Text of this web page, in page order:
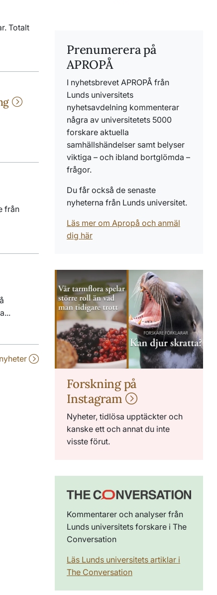
Totalt
från
Prenumerera på
APROPÅ
I nyhetsbrevet APROPÅ från
Lunds universitets
nyhetsavdelning kommenterar
några av universitetets 5000
forskare aktuella
samhällshändelser samt belyser
viktiga – och ibland bortglömda –
frågor.
Du får också de senaste
nyheterna från Lunds universitet.
Läs mer om Apropå och anmäl
dig här
Forskning på
Instagram
Nyheter, tidlösa upptäckter och
kanske ett och annat du inte
visste förut.
Kommentarer och analyser från
Lunds universitets forskare i The
Conversation
Läs Lunds universitets artiklar i
The Conversation